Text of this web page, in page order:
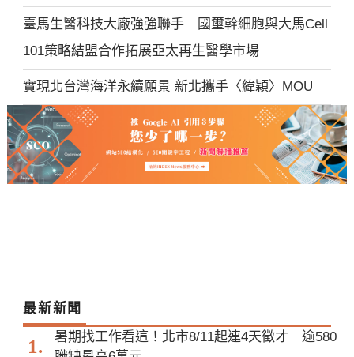
臺馬生醫科技大廠強強聯手 國璽幹細胞與大馬Cell
101策略結盟合作拓展亞太再生醫學市場
實現北台灣海洋永續願景 新北攜手〈緯穎〉MOU
最新新聞
暑期找工作看這！北市8/11起連4天徵才 逾580